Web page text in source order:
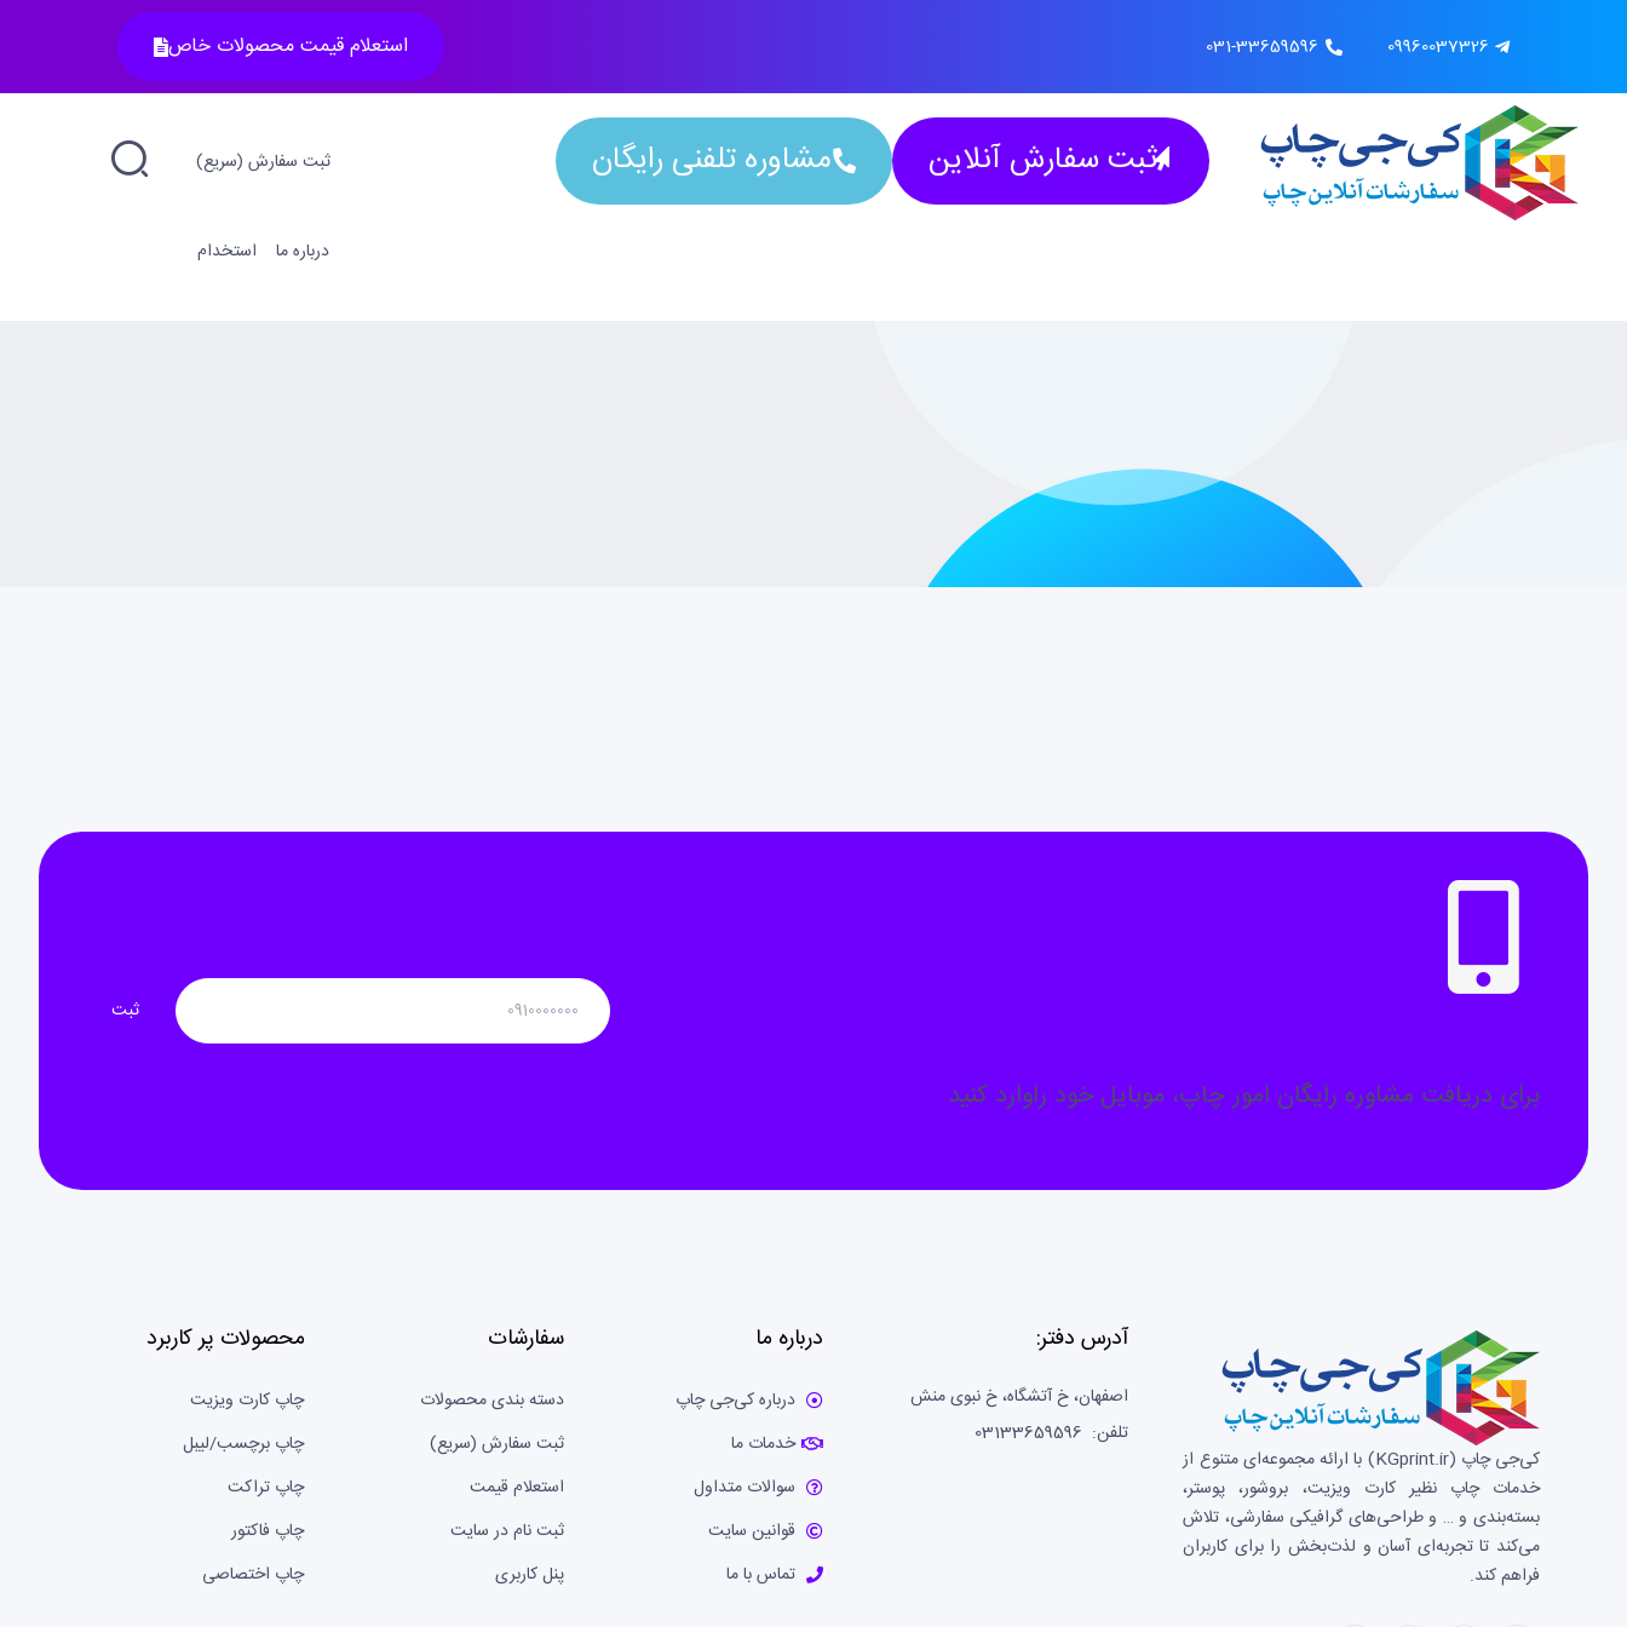
031-33659596 09960037326 استعلام قیمت محصولات خاص
ثبت سفارش آنلاین مشاوره تلفنی رایگان ثبت سفارش (سریع)
درباره ما استخدام
برای دریافت مشاوره رایگان امور چاپ، موبایل خود راوارد کنید
کی‌جی چاپ (KGprint.ir)
با ارائه مجموعه‌ای متنوع از
خدمات چاپ نظیر کارت ویزیت، بروشور، پوستر،
بسته‌بندی و … و طراحی‌های گرافیکی سفارشی، تلاش
می‌کند تا تجربه‌ای آسان و لذت‌بخش را برای کاربران
فراهم کند.
آدرس دفتر:
اصفهان، خ آتشگاه، خ نبوی منش
تلفن: 03133659596
درباره ما
درباره کی‌جی چاپ
خدمات ما
سوالات متداول
قوانین سایت
تماس با ما
سفارشات
دسته بندی محصولات
ثبت سفارش (سریع)
استعلام قیمت
ثبت نام در سایت
پنل کاربری
محصولات پر کاربرد
چاپ کارت ویزیت
چاپ برچسب/لیبل
چاپ تراکت
چاپ فاکتور
چاپ اختصاصی